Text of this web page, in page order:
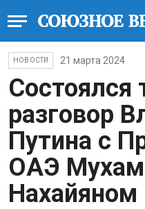
НОВОСТИ 21 марта 2024
Состоялся
разговор
Путина с
ОАЭ
Нахайяном